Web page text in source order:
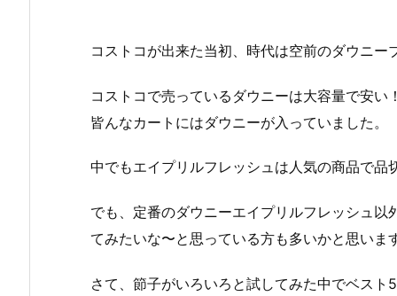
コストコが出来た当初、時代は空前のダウニー
コストコで売っているダウニーは大容量で安
皆んなカートにはダウニーが入っていました。
中でもエイプリルフレッシュは人気の商品で
でも、定番のダウニーエイプリルフレッシュ
てみたいな〜と思っている方も多いかと思いま
さて、節子がいろいろと試してみた中でベス